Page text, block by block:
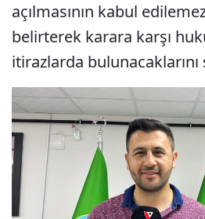
açılmasının kabul
belirterek karara karşı
itirazlarda bulunacaklarını